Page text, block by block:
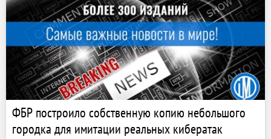
ФБР построило собственную копию небольшого
городка для имитации реальных кибератак